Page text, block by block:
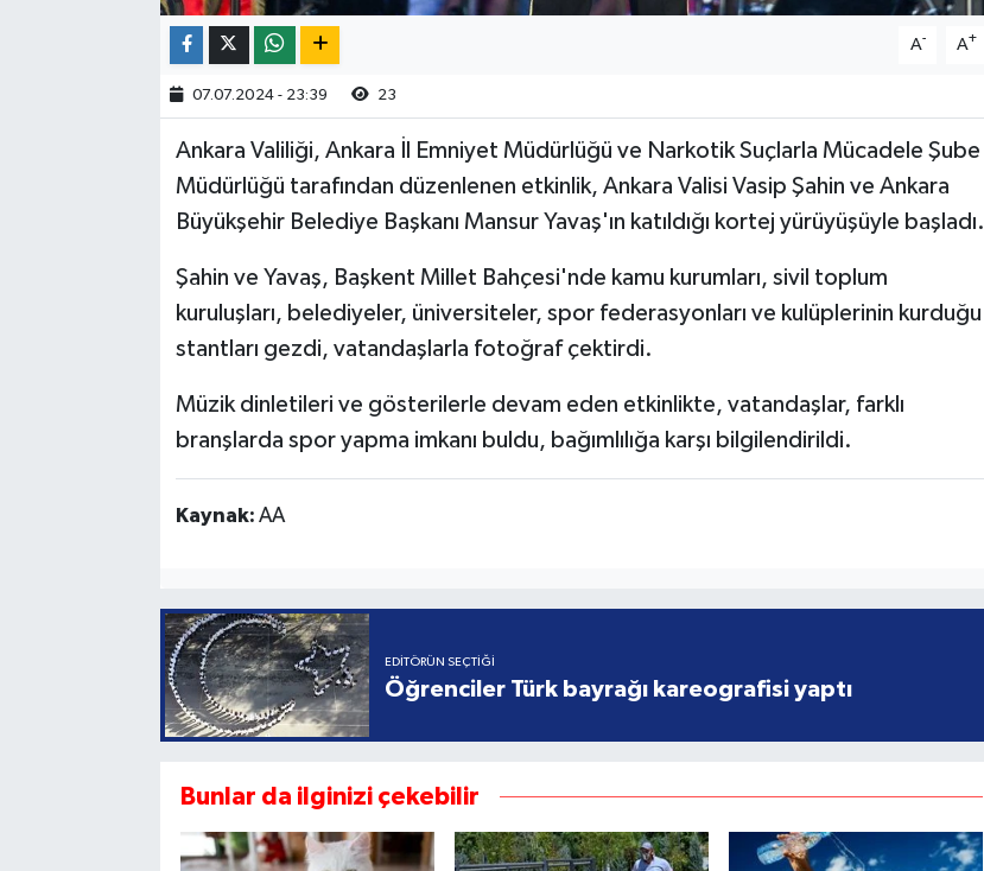
A- A+
07.07.2024 - 23:39 23
Ankara Valiliği, Ankara İl Emniyet Müdürlüğü ve Narkotik Suçlarla Mücadele Şube
Müdürlüğü tarafından düzenlenen etkinlik, Ankara Valisi Vasip Şahin ve Ankara
Büyükşehir Belediye Başkanı Mansur Yavaş'ın katıldığı kortej yürüyüşüyle başladı.
Şahin ve Yavaş, Başkent Millet Bahçesi'nde kamu kurumları, sivil toplum
kuruluşları, belediyeler, üniversiteler, spor federasyonları ve kulüplerinin kurduğu
stantları gezdi, vatandaşlarla fotoğraf çektirdi.
Müzik dinletileri ve gösterilerle devam eden etkinlikte, vatandaşlar, farklı
branşlarda spor yapma imkanı buldu, bağımlılığa karşı bilgilendirildi.
Kaynak: AA
EDITÖRÜN SEÇTIĞI
Öğrenciler Türk bayrağı kareografisi yaptı
Bunlar da ilginizi çekebilir